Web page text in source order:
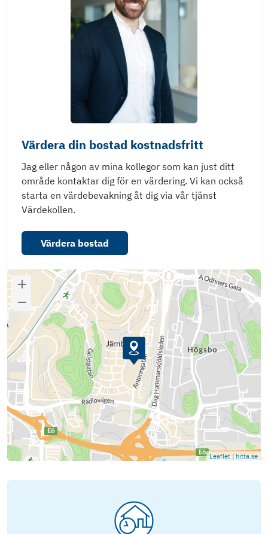
Värdera din bostad kostnadsfritt
Jag eller någon av mina kollegor som kan just ditt
område kontaktar dig för en värdering. Vi kan också
starta en värdebevakning åt dig via vår tjänst
Värdekollen.
Värdera bostad
Leaflet | hitta.se